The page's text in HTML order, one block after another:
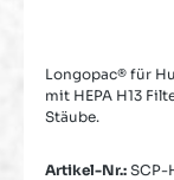
Longopac® für
mit HEPA H13
Stäube.
Artikel-Nr.: SCP-